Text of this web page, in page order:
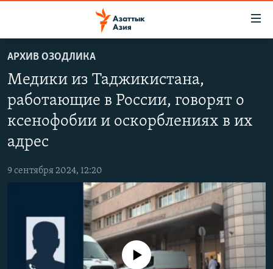
основному
содержанию
Вернутся
главной
Вернутся
ЦЕНТРАЛЬНАЯ АЗИЯ
КАЗАХСТАН
УЗБЕКИСТАН
ТАДЖИКИСТАН
НОВОСТИ
ВОЙНА В УКРАИНЕ
НА ДРУГИХ ЯЗЫКАХ
ҚАЗАҚША
КЫРГЫЗЧА
ТОҶИКӢ
TÜRKMENÇE
ПОДПИШИТЕСЬ НА НАС В СОЦСЕТЯХ
Все сайты РСЕ/РС
АРХИВ ОЗОДЛИКА
Медики из Таджикистана,
работающие в России, говорят о
ксенофобии и оскорблениях в их
адрес
9 сентября 2024, 12:20
No media source currently available